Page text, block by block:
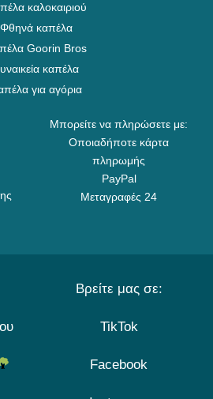
καλοκαιριού
Φθηνά καπέλα
Goorin Bros
καπέλα
για αγόρια
Μπορείτε να πληρώσετε με:
Οποιαδήποτε κάρτα
πληρωμής
PayPal
Μεταγραφές 24
Βρείτε μας σε:
TikTok
Facebook